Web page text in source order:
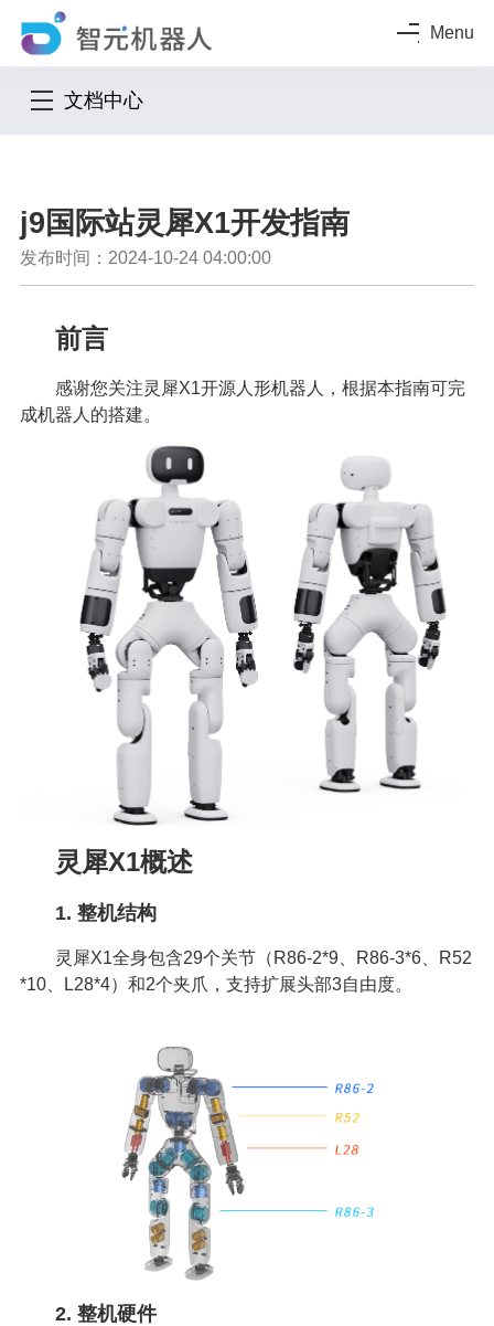
Menu
文档中心
j9国际站灵犀X1开发指南
发布时间：2024-10-24 04:00:00
前言
感谢您关注灵犀X1开源人形机器人，根据本指南可完
成机器人的搭建。
灵犀X1概述
1. 整机结构
灵犀X1全身包含29个关节（R86-2*9、R86-3*6、R52
*10、L28*4）和2个夹爪，支持扩展头部3自由度。
2. 整机硬件